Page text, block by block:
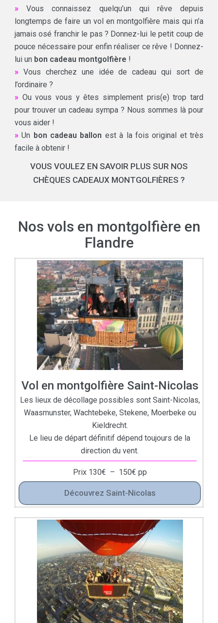
» Vous connaissez quelqu’un qui rêve depuis
longtemps de faire un vol en montgolfière mais qui n’a
jamais osé franchir le pas ? Donnez-lui le petit coup de
pouce nécessaire pour enfin réaliser ce rêve ! Donnez-
lui un bon cadeau montgolfière !
» Vous cherchez une idée de cadeau qui sort de
l’ordinaire ?
» Ou vous vous y êtes simplement pris(e) trop tard
pour trouver un cadeau sympa ? Nous sommes là pour
vous aider !
»Un bon cadeau ballon est à la fois original et très
facile à obtenir !
VOUS VOULEZ EN SAVOIR PLUS SUR NOS
CHÈQUES CADEAUX MONTGOLFIÈRES ?
Nos vols en montgolfière en
Flandre
Vol en montgolfière Saint-Nicolas
Les lieux de décollage possibles sont Saint-Nicolas,
Waasmunster, Wachtebeke, Stekene, Moerbeke ou
Kieldrecht.
Le lieu de départ définitif dépend toujours de la
direction du vent.
Prix 130€ – 150€ pp
Découvrez Saint-Nicolas